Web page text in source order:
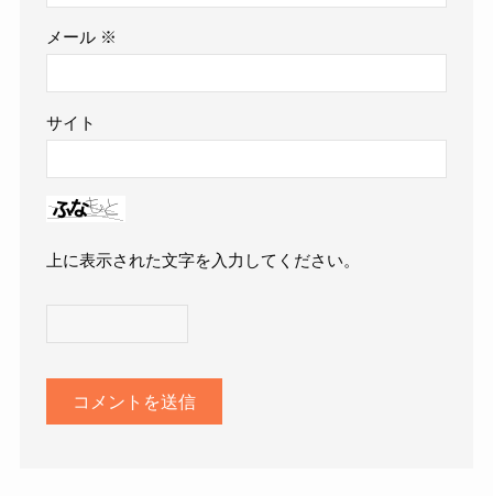
メール ※
サイト
上に表示された文字を入力してください。